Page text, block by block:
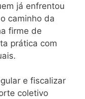
já enfrentou
caminho da
firme de
prática com
e fiscalizar
coletivo